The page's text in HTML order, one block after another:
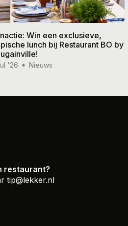
Win een exclusieve,
lunch bij Restaurant BO by
'26 Nieuws
restaurant?
tip@lekker.nl